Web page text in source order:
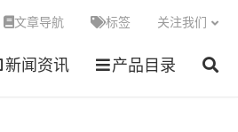
新闻资讯 产品目录
文章导航 标签 关注我们